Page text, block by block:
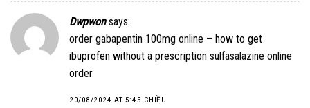
Dwpwon says:
order gabapentin 100mg online – how to get
ibuprofen without a prescription sulfasalazine online
order
20/08/2024 AT 5:45 CHIỀU